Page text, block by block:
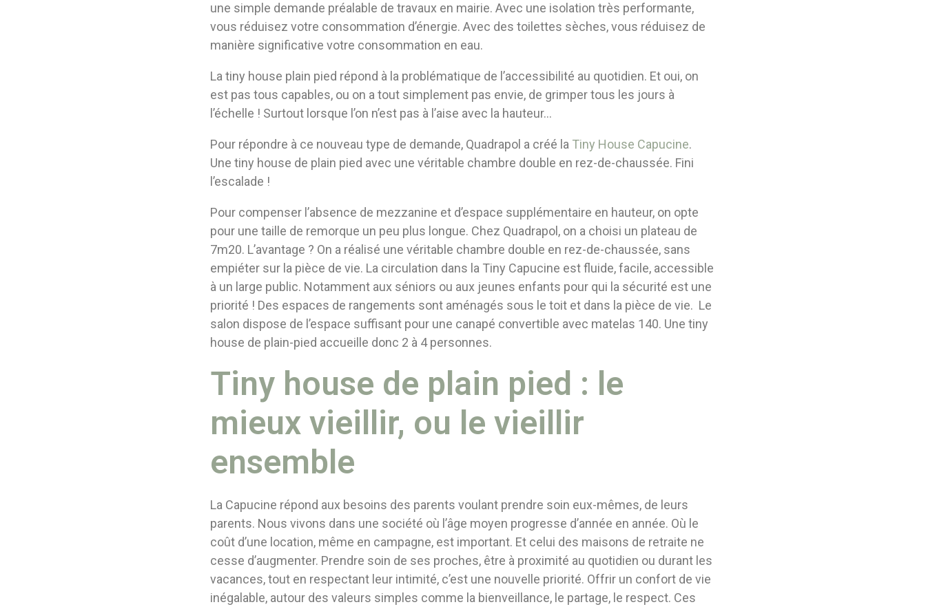
une simple demande préalable de travaux en mairie. Avec une isolation très performante,
vous réduisez votre consommation d’énergie. Avec des toilettes sèches, vous réduisez de
manière significative votre consommation en eau.
La tiny house plain pied répond à la problématique de l’accessibilité au quotidien. Et oui, on
est pas tous capables, ou on a tout simplement pas envie, de grimper tous les jours à
l’échelle ! Surtout lorsque l’on n’est pas à l’aise avec la hauteur…
Pour répondre à ce nouveau type de demande, Quadrapol a créé la Tiny House Capucine.
Une tiny house de plain pied avec une véritable chambre double en rez-de-chaussée. Fini
l’escalade !
Pour compenser l’absence de mezzanine et d’espace supplémentaire en hauteur, on opte
pour une taille de remorque un peu plus longue. Chez Quadrapol, on a choisi un plateau de
7m20. L’avantage ? On a réalisé une véritable chambre double en rez-de-chaussée, sans
empiéter sur la pièce de vie. La circulation dans la Tiny Capucine est fluide, facile, accessible
à un large public. Notamment aux séniors ou aux jeunes enfants pour qui la sécurité est une
priorité ! Des espaces de rangements sont aménagés sous le toit et dans la pièce de vie. Le
salon dispose de l’espace suffisant pour une canapé convertible avec matelas 140. Une tiny
house de plain-pied accueille donc 2 à 4 personnes.
Tiny house de plain pied : le
mieux vieillir, ou le vieillir
ensemble
La Capucine répond aux besoins des parents voulant prendre soin eux-mêmes, de leurs
parents. Nous vivons dans une société où l’âge moyen progresse d’année en année. Où le
coût d’une location, même en campagne, est important. Et celui des maisons de retraite ne
cesse d’augmenter. Prendre soin de ses proches, être à proximité au quotidien ou durant les
vacances, tout en respectant leur intimité, c’est une nouvelle priorité. Offrir un confort de vie
inégalable, autour des valeurs simples comme la bienveillance, le partage, le respect. Ces